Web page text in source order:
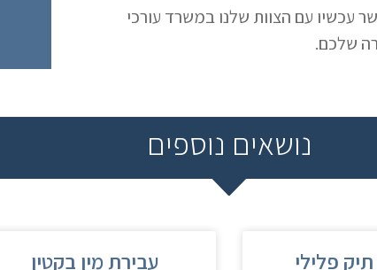
עכשיו עם הצוות שלנו במשרד עורכי
שלכם.
נושאים נוספים
פלילי עבירת מין בקטין